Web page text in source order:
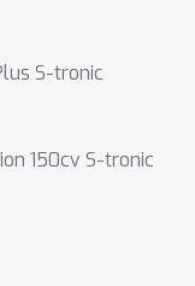
S-tronic
150cv S-tronic